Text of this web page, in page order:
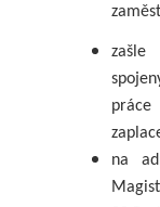
zašle
na